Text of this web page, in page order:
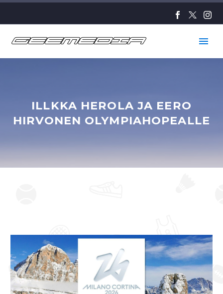
ILLKKA HEROLA JA EERO
HIRVONEN OLYMPIAHOPEALLE